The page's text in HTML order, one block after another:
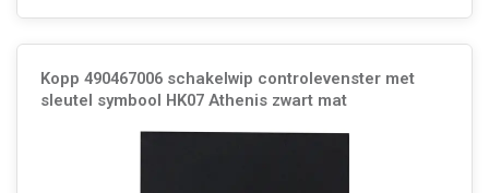
Kopp 490467006 schakelwip controlevenster met
sleutel symbool HK07 Athenis zwart mat